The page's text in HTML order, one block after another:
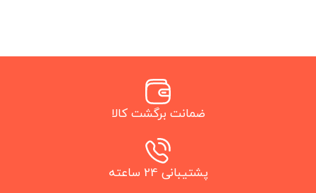
ضمانت برگشت کالا
پشتیبانی 24 ساعته